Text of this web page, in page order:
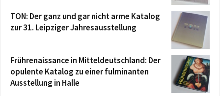
TON: Der ganz und gar nicht arme Katalog
zur 31. Leipziger Jahresausstellung
Frührenaissance in Mitteldeutschland: Der
opulente Katalog zu einer fulminanten
Ausstellung in Halle